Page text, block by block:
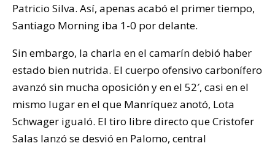
Patricio Silva. Así, apenas acabó el primer tiempo,
Santiago Morning iba 1-0 por delante.
Sin embargo, la charla en el camarín debió haber
estado bien nutrida. El cuerpo ofensivo carbonífero
avanzó sin mucha oposición y en el 52′, casi en el
mismo lugar en el que Manríquez anotó, Lota
Schwager igualó. El tiro libre directo que Cristofer
Salas lanzó se desvió en Palomo, central